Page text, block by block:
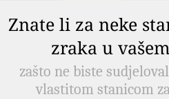
Znate li za neke
zraka u
zašto ne biste
vlastitom stanicom